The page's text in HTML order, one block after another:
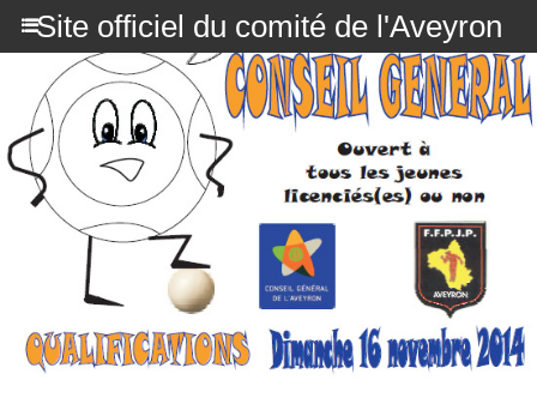
Site officiel du comité de l'Aveyron